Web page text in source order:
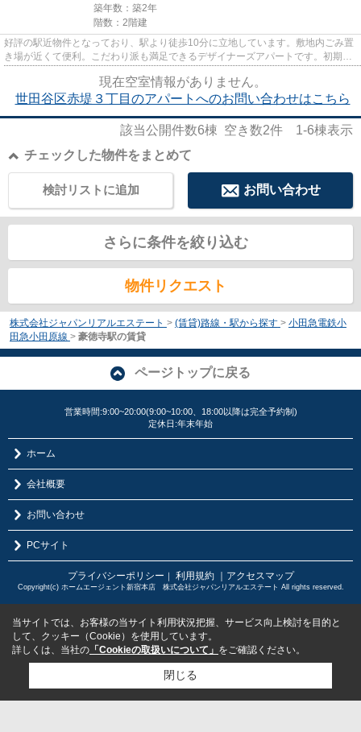
築年数：築2年
階数：2階建
好評の駅近物件となっており、駅より徒歩10分に立地しています。敷地内ごみ置
き場が近くて便利。こだわり派も満足できるデザイナーズアパートです。初期費
現在空室情報がありません。
世田谷区赤堤３丁目のアパートへのお問い合わせはこちら
該当公開件数6棟 空き数2件 1-6棟表示
チェックした物件をまとめて
お問い合わせ
検討リストに追加
さらに条件を絞り込む
物件リクエスト
株式会社ジャパンリアルエステート > (賃貸)路線・駅から探す > 小田急電鉄小
田急小田原線 > 豪徳寺駅の賃貸
ページトップに戻る
営業時間:9:00~20:00(9:00~10:00、18:00以降は完全予約制)
定休日:年末年始
ホーム
会社概要
お問い合わせ
PCサイト
プライバシーポリシー ｜ 利用規約 ｜アクセスマップ
Copyright(c) ホームエージェント新宿本店 株式会社ジャパンリアルエステート All rights reserved.
当サイトでは、お客様の当サイト利用状況把握、サービス向上検討を目的と
して、クッキー（Cookie）を使用しています。
詳しくは、当社の 「Cookieの取扱いについて」 をご確認ください。
閉じる